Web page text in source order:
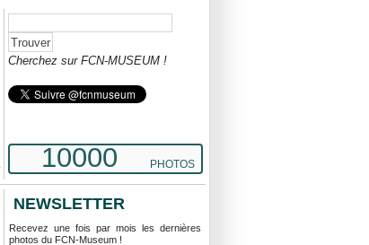
Cherchez sur FCN-MUSEUM !
10000 PHOTOS
NEWSLETTER
Recevez une fois par mois les dernières
photos du FCN-Museum !